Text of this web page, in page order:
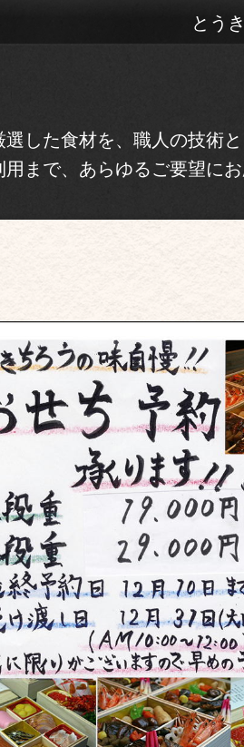
とう
した食材を、職人の技術
まで、あらゆるご要望にお